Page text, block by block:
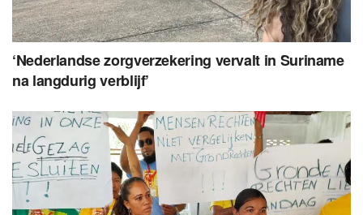
‘Nederlandse zorgverzekering vervalt in Suriname
na langdurig verblijf’